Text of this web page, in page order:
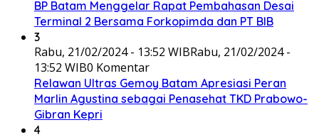
BP Batam Menggelar Rapat Pembahasan Desai
Terminal 2 Bersama Forkopimda dan PT BIB
3
Rabu, 21/02/2024 - 13:52 WIBRabu, 21/02/2024 -
13:52 WIB0 Komentar
Relawan Ultras Gemoy Batam Apresiasi Peran
Marlin Agustina sebagai Penasehat TKD Prabowo-
Gibran Kepri
4